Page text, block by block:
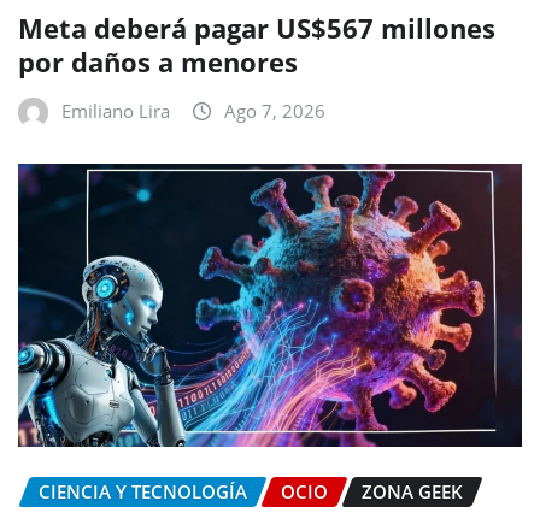
Meta deberá pagar US$567 millones
por daños a menores
Emiliano Lira Ago 7, 2026
CIENCIA Y TECNOLOGÍA OCIO ZONA GEEK